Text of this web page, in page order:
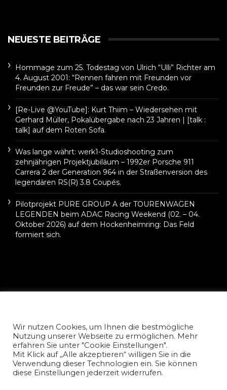
NEUESTE BEITRÄGE
Hommage zum 25. Todestag von Ulrich “Ulli” Richter am
4. August 2001: “Rennen fahren mit Freunden vor
Freunden zur Freude” – das war sein Credo.
[Re-Live @YouTube]: Kurt Thiim – Wiedersehen mit
Gerhard Müller, Pokalübergabe nach 23 Jahren | [talk :
talk] auf dem Roten Sofa.
Was lange währt: werk1-Studioshooting zum
zehnjährigen Projektjubiläum – 1992er Porsche 911
Carrera 2 der Generation 964 in der Straßenversion des
legendären RS(R) 3.8 Coupés.
Pilotprojekt PURE GROUP A der TOURENWAGEN
LEGENDEN beim ADAC Racing Weekend (02. – 04.
Oktober 2026) auf dem Hockenheimring: Das Feld
formiert sich.
©2022 Carsten Krome Netzwerkeins
Wir nutzen Cookies, um Ihnen die bestmögliche
Nutzung unserer Webseite zu ermöglichen. Mehr
erfahren Sie unter "Cookie Einstellungen".
Mit Klick auf „Alle akzeptieren“ willigen Sie in die
Verwendung dieser Technologien ein. Sie können
diese Einstellungen jederzeit widerrufen.